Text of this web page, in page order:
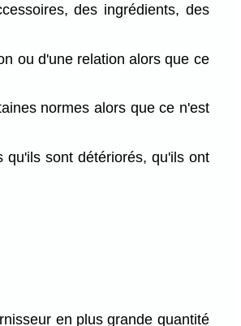
des ingrédients, des
ou d'une relation alors que ce
normes alors que ce n'est
sont détériorés, qu'ils ont
en plus grande quantité